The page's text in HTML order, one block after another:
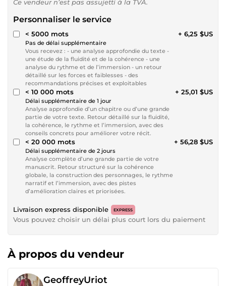
Ce vendeur n’est pas assujetti à la TVA.
Personnaliser le service
< 5000 mots
Pas de délai supplémentaire
Vous recevez : - une analyse approfondie du texte -
une étude de la fluidité et de la cohérence - une
analyse du rythme et de l’immersion - un retour
détaillé sur les forces et faiblesses - des
recommandations précises et exploitables
+ 6,25 $US
< 10 000 mots
Délai supplémentaire de 1 jour
Analyse approfondie d’un chapitre ou d’une grande
partie de votre texte. Retour détaillé sur la fluidité,
la cohérence, le rythme et l’immersion, avec des
conseils concrets pour améliorer votre récit.
+ 25,01 $US
< 20 000 mots
Délai supplémentaire de 2 jours
Analyse complète d’une grande partie de votre
manuscrit. Retour structuré sur la cohérence
globale, la construction des personnages, le rythme
narratif et l’immersion, avec des pistes
d’amélioration claires et priorisées.
+ 56,28 $US
Livraison express disponible EXPRESS
Vous pouvez choisir un délai plus court lors du paiement
À propos du vendeur
GeoffreyUriot